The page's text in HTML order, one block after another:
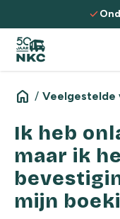
Spring naar de inhoud
check
home / Veelgestelde
Ik heb
maar ik
mijn